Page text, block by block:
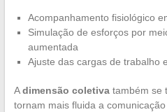
Acompanhamento fisiológico
Simulação de esforços por
aumentada
Ajuste das cargas de trabalho
Adimensão coletivatambém se
tornam mais fluida a